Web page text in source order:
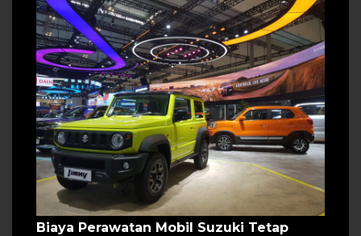
Biaya Perawatan Mobil Suzuki Tetap